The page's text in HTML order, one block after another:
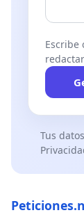
Escribe
Tus